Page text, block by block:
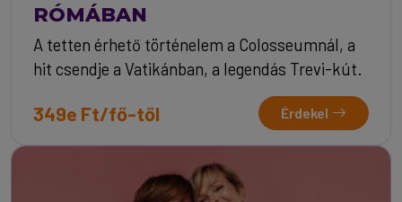
RÓMÁBAN
A tetten érhető történelem a Colosseumnál, a
hit csendje a Vatikánban, a legendás Trevi-kút.
349e Ft/fő-től Érdekel